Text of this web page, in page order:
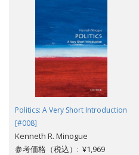
Politics: A Very Short Introduction
[#008]
Kenneth R. Minogue
参考価格（税込）: ¥1,969